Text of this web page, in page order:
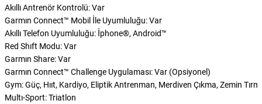
Akıllı Antrenör Kontrolü: Var
Garmın Connect™ Mobil İle Uyumluluğu: Var
Akıllı Telefon Uyumluluğu: İphone®, Android™
Red Shıft Modu: Var
Garmın Share: Var
Garmın Connect™ Challenge Uygulaması: Var (Opsiyonel)
Gym: Güç, Hııt, Kardiyo, Eliptik Antrenman, Merdiven Çıkma, Zemin
Multı-Sport: Triatlon